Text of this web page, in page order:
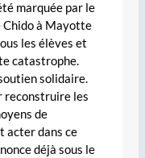
marquée par le
Chido à Mayotte
les élèves et
catastrophe.
solidaire.
reconstruire les
de
acter dans ce
déjà sous le